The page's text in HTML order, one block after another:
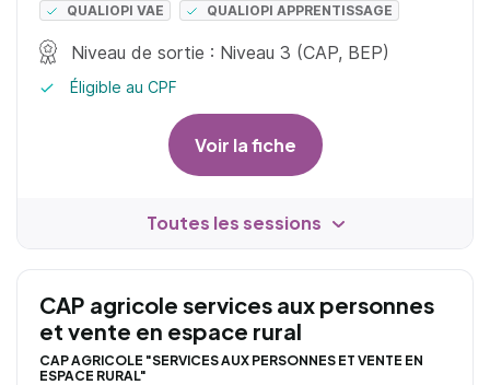
QUALIOPI VAE QUALIOPI APPRENTISSAGE
Niveau de sortie : Niveau 3 (CAP, BEP)
Éligible au CPF
Voir la fiche
Toutes les sessions
CAP agricole services aux personnes
et vente en espace rural
CAP AGRICOLE "SERVICES AUX PERSONNES ET VENTE EN
ESPACE RURAL"